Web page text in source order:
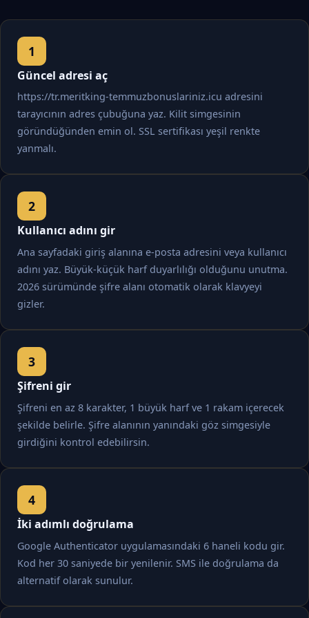
Güncel adresi aç
https://tr.meritking-temmuzbonuslariniz.icu adresini
tarayıcının adres çubuğuna yaz. Kilit simgesinin
göründüğünden emin ol. SSL sertifikası yeşil renkte
yanmalı.
Kullanıcı adını gir
Ana sayfadaki giriş alanına e-posta adresini veya kullanıcı
adını yaz. Büyük-küçük harf duyarlılığı olduğunu unutma.
2026 sürümünde şifre alanı otomatik olarak klavyeyi
gizler.
Şifreni gir
Şifreni en az 8 karakter, 1 büyük harf ve 1 rakam içerecek
şekilde belirle. Şifre alanının yanındaki göz simgesiyle
girdiğini kontrol edebilirsin.
İki adımlı doğrulama
Google Authenticator uygulamasındaki 6 haneli kodu gir.
Kod her 30 saniyede bir yenilenir. SMS ile doğrulama da
alternatif olarak sunulur.